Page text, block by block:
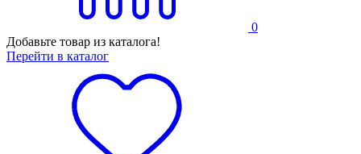
0
Добавьте товар из каталога!
Перейти в каталог